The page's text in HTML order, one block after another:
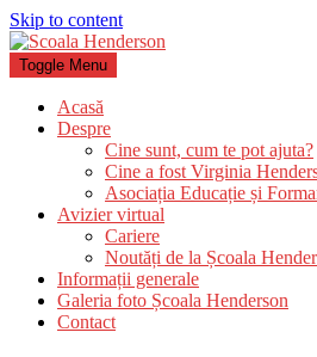
Skip to content
Toggle Menu
Acasă
Despre
Cine sunt, cum te pot ajuta?
Cine a fost Virginia
Asociația Educație și
Avizier virtual
Cariere
Noutăți de la Școala
Informații generale
Galeria foto Școala Henderson
Contact